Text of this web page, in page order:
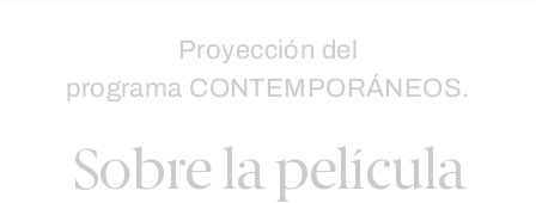
Proyección del
programa CONTEMPORÁNEOS.
Sobre la película